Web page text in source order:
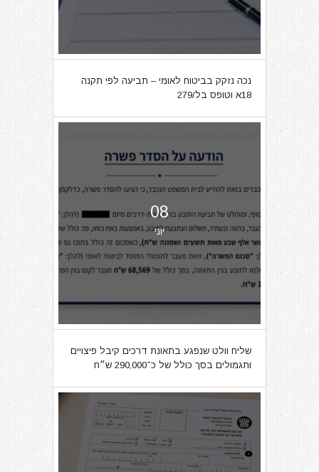
נכה נזקק בביטוח לאומי – תביעה לפי תקנה
18א וטופס בל/279
08
יוני
שליח וולט שנפגע בתאונת דרכים קיבל פיצויים
ותגמולים בסך כולל של כ־290,000 ש״ח